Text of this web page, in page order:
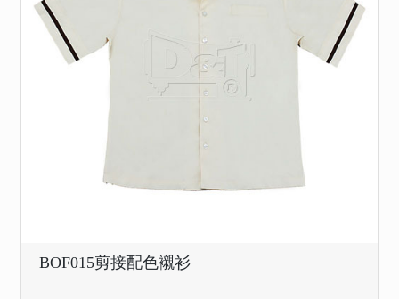
BOF015剪接配色襯衫